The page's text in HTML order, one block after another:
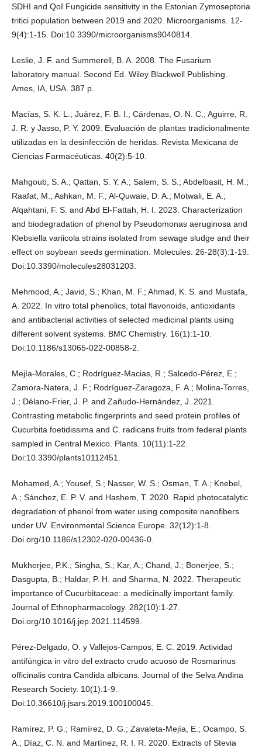
SDHI and QoI Fungicide sensitivity in the Estonian Zymoseptoria
tritici population between 2019 and 2020. Microorganisms. 12-
9(4):1-15. Doi:10.3390/microorganisms9040814.
Leslie, J. F. and Summerell, B. A. 2008. The Fusarium
laboratory manual. Second Ed. Wiley Blackwell Publishing.
Ames, IA, USA. 387 p.
Macías, S. K. L.; Juárez, F. B. I.; Cárdenas, O. N. C.; Aguirre, R.
J. R. y Jasso, P. Y. 2009. Evaluación de plantas tradicionalmente
utilizadas en la desinfección de heridas. Revista Mexicana de
Ciencias Farmacéuticas. 40(2):5-10.
Mahgoub, S. A.; Qattan, S. Y. A.; Salem, S. S.; Abdelbasit, H. M.;
Raafat, M.; Ashkan, M. F.; Al-Quwaie, D. A.; Motwali, E. A.;
Alqahtani, F. S. and Abd El-Fattah, H. I. 2023. Characterization
and biodegradation of phenol by Pseudomonas aeruginosa and
Klebsiella variicola strains isolated from sewage sludge and their
effect on soybean seeds germination. Molecules. 26-28(3):1-19.
Doi:10.3390/molecules28031203.
Mehmood, A.; Javid, S.; Khan, M. F.; Ahmad, K. S. and Mustafa,
A. 2022. In vitro total phenolics, total flavonoids, antioxidants
and antibacterial activities of selected medicinal plants using
different solvent systems. BMC Chemistry. 16(1):1-10.
Doi:10.1186/s13065-022-00858-2.
Mejía-Morales, C.; Rodríguez-Macias, R.; Salcedo-Pérez, E.;
Zamora-Natera, J. F.; Rodríguez-Zaragoza, F. A.; Molina-Torres,
J.; Délano-Frier, J. P. and Zañudo-Hernández, J. 2021.
Contrasting metabolic fingerprints and seed protein profiles of
Cucurbita foetidissima and C. radicans fruits from federal plants
sampled in Central Mexico. Plants. 10(11):1-22.
Doi:10.3390/plants10112451.
Mohamed, A.; Yousef, S.; Nasser, W. S.; Osman, T. A.; Knebel,
A.; Sánchez, E. P. V. and Hashem, T. 2020. Rapid photocatalytic
degradation of phenol from water using composite nanofibers
under UV. Environmental Science Europe. 32(12):1-8.
Doi.org/10.1186/s12302-020-00436-0.
Mukherjee, P.K.; Singha, S.; Kar, A.; Chand, J.; Bonerjee, S.;
Dasgupta, B.; Haldar, P. H. and Sharma, N. 2022. Therapeutic
importance of Cucurbitaceae: a medicinally important family.
Journal of Ethnopharmacology. 282(10):1-27.
Doi.org/10.1016/j.jep.2021.114599.
Pérez-Delgado, O. y Vallejos-Campos, E. C. 2019. Actividad
antifúngica in vitro del extracto crudo acuoso de Rosmarinus
officinalis contra Candida albicans. Journal of the Selva Andina
Research Society. 10(1):1-9.
Doi:10.36610/j.jsars.2019.100100045.
Ramírez, P. G.; Ramírez, D. G.; Zavaleta-Mejía, E.; Ocampo, S.
A.; Díaz, C. N. and Martínez, R. I. R. 2020. Extracts of Stevia